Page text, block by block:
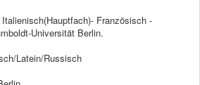
Französisch -
Universität Berlin.
Latein/Russisch